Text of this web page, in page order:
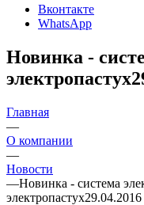
Вконтакте
WhatsApp
Новинка -
Главная
—
О компании
—
Новости
—Новинка - система
электропастух29.04.2016